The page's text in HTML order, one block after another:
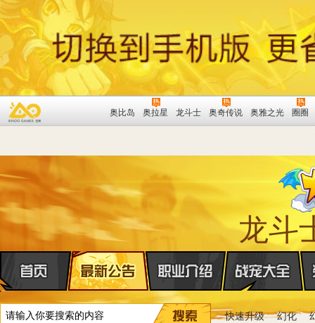
奥比岛 奥拉星 龙斗士 奥奇传说 奥雅之光 圈圈
龙斗
快速升级 幻化